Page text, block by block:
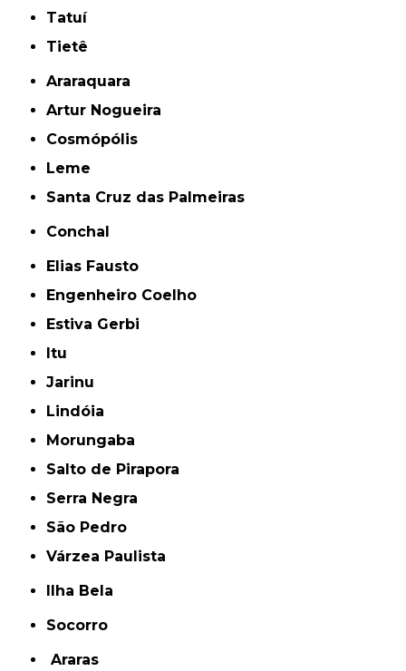
Tatuí
Tietê
Araraquara
Artur Nogueira
Cosmópólis
Leme
Santa Cruz das Palmeiras
Conchal
Elias Fausto
Engenheiro Coelho
Estiva Gerbi
Itu
Jarinu
Lindóia
Morungaba
Salto de Pirapora
Serra Negra
São Pedro
Várzea Paulista
Ilha Bela
Socorro
Araras